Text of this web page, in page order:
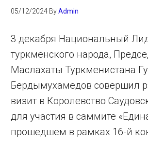
05/12/2024 ByAdmin
3 декабря Национальный
туркменского народа,
Маслахаты Туркменистана
Бердымухамедов совершил
визит в Королевство
для участия в саммите
прошедшем в рамках 16-й